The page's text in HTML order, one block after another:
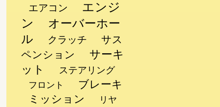
エアコン
エンジ
ン
オーバーホー
ル
クラッチ
サス
ペンション
サーキ
ット
ステアリング
フロント
ブレーキ
ミッション
リヤ